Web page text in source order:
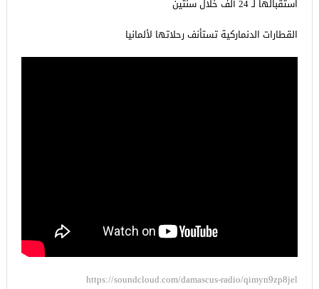
استقبالها لـ 24 ألف خلال سنتين
القطارات الدنماركية تستأنف رحلاتها لألمانيا
https://soundcloud.com/damascus-radio/qimyn9zp8jel